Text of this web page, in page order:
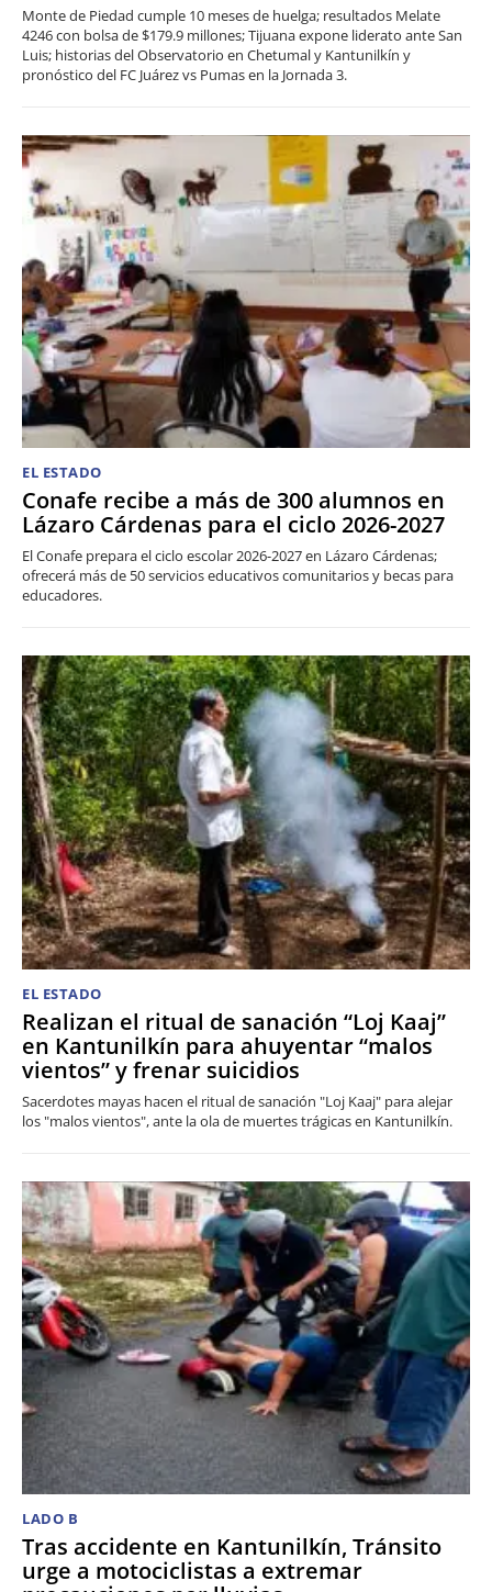
Monte de Piedad cumple 10 meses de huelga; resultados Melate
4246 con bolsa de $179.9 millones; Tijuana expone liderato ante San
Luis; historias del Observatorio en Chetumal y Kantunilkín y
pronóstico del FC Juárez vs Pumas en la Jornada 3.
EL ESTADO
Conafe recibe a más de 300 alumnos en
Lázaro Cárdenas para el ciclo 2026-2027
El Conafe prepara el ciclo escolar 2026-2027 en Lázaro Cárdenas;
ofrecerá más de 50 servicios educativos comunitarios y becas para
educadores.
EL ESTADO
Realizan el ritual de sanación “Loj Kaaj”
en Kantunilkín para ahuyentar “malos
vientos” y frenar suicidios
Sacerdotes mayas hacen el ritual de sanación "Loj Kaaj" para alejar
los "malos vientos", ante la ola de muertes trágicas en Kantunilkín.
LADO B
Tras accidente en Kantunilkín, Tránsito
urge a motociclistas a extremar